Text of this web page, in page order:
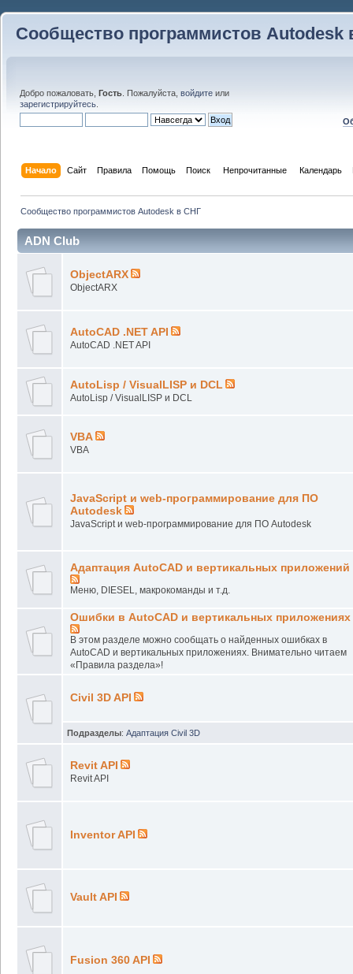
Сообщество программистов Autodesk
Добро пожаловать, Гость . Пожалуйста, войдите или
зарегистрируйтесь
Начало Сайт Правила Помощь Поиск Непрочитанные Календарь
Сообщество программистов Autodesk в СНГ
ADN Club
ObjectARX
ObjectARX
AutoCAD .NET API
AutoCAD .NET API
AutoLisp / VisualLISP и DCL
AutoLisp / VisualLISP и DCL
VBA
VBA
JavaScript и web-программирование для ПО
Autodesk
JavaScript и web-программирование для ПО Autodesk
Адаптация AutoCAD и вертикальных приложений
Меню, DIESEL, макрокоманды и т.д.
Ошибки в AutoCAD и вертикальных приложениях
В этом разделе можно сообщать о найденных ошибках в
AutoCAD и вертикальных приложениях. Внимательно читаем
«Правила раздела»!
Civil 3D API
Подразделы: Адаптация Civil 3D
Revit API
Revit API
Inventor API
Vault API
Fusion 360 API